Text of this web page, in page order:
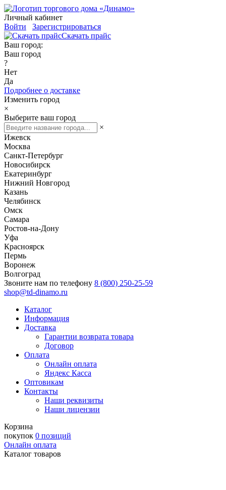
Личный кабинет
Войти
Зарегистрироваться
Скачать прайс
Ваш город:
Ваш город
?
Нет
Да
Подробнее о доставке
Изменить город
×
Выберите ваш город
×
Ижевск
Москва
Санкт-Петербург
Новосибирск
Екатеринбург
Нижний Новгород
Казань
Челябинск
Омск
Самара
Ростов-на-Дону
Уфа
Красноярск
Пермь
Воронеж
Волгоград
Звоните нам по телефону 8 (800) 250-25-59
shop@td-dinamo.ru
Каталог
Информация
Доставка
Гарантии возврата товара
Договор
Оплата
Онлайн оплата
Яндекс Касса
Оптовикам
Контакты
Наши реквизиты
Наши лицензии
Корзина
покупок 0 позиций
Онлайн оплата
Каталог товаров